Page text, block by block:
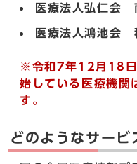
医療法人弘仁会
医療法人鴻池会
※令和7年12月18日
始している医療機関
す。
どのようなサービ